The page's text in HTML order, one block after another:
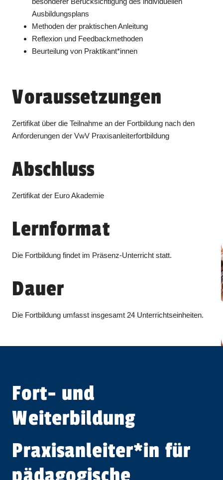
Ausbildungsplans
Methoden der praktischen Anleitung
Reflexion und Feedbackmethoden
Beurteilung von Praktikant*innen
Voraussetzungen
Zertifikat über die Teilnahme an der Fortbildung nach den
Anforderungen der VwV Praxisanleiterfortbildung
Abschluss
Zertifikat der Euro Akademie
Lernformat
Die Fortbildung findet im Präsenz-Unterricht statt.
Dauer
Die Fortbildung umfasst insgesamt 24 Unterrichtseinheiten.
Fort- und
Weiterbildung
Praxisanleiter​*in für